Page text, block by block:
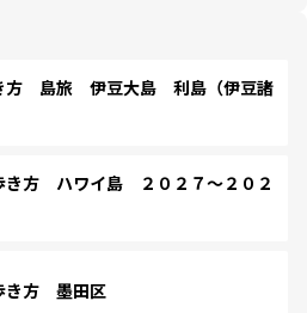
方 島旅 伊豆大島 利島（伊豆諸
方 ハワイ島 ２０２７～２０２
き方 墨田区